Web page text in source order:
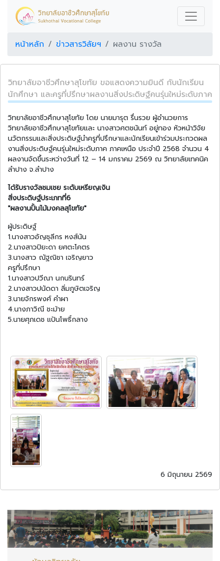
หน้าหลัก ข่าวสารวิลัยฯ ผลงาน รางวัล
วิทยาลัยอาชีวศึกษาสุโขทัย ขอแสดงความยินดี กับนักเรียน
นักศึกษา และครูที่ปรึกษาผลงานสิ่งประดิษฐ์คนรุ่นใหม่ระดับภาค
วิทยาลัยอาชีวศึกษาสุโขทัย โดย นายมารุต รื่นรวย ผู้อำนวยการ
วิทยาลัยอาชีวศึกษาสุโขทัยและ นางสาวศตชนันท์ อยู่ทอง หัวหน้าวิจัย
นวัตกรรมและสิ่งประดิษฐ์นำครูที่ปรึกษาและนักเรียนเข้าร่วมประกวดผล
งานสิ่งประดิษฐ์คนรุ่นใหม่ระดับภาค ภาคเหนือ ประจำปี 2568 จำนวน 4
ผลงานจัดขึ้นระหว่างวันที่ 12 – 14 มกราคม 2569 ณ วิทยาลัยเทคนิค
ลำปาง จ.ลำปาง
ได้รับรางวัลชมเชย ระดับเหรียญเงิน
สิ่งประดิษฐ์ประเภทที่6
"ผลงานปั้นไม้มงคลสุโขทัย"
ผู้ประดิษฐ์
1.นางสาวอัญชุลีกร หงส์นัน
2.นางสาวปิยะดา ยศตะโคตร
3.นางสาว ณัฐณิชา เจริญยาว
ครูที่ปรึกษา
1.นางสาวปวีณา นกนรินทร์
2.นางสาวปนัดดา ลิ่มภูษิตเจริญ
3.นายจักรพงศ์ คำผา
4.นางภาวิณี ชะม้าย
5.นายศุภเดช แป้นโพธิ์กลาง
6 มิถุนายน 2569